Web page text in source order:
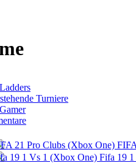
Turniere
Fifa 19